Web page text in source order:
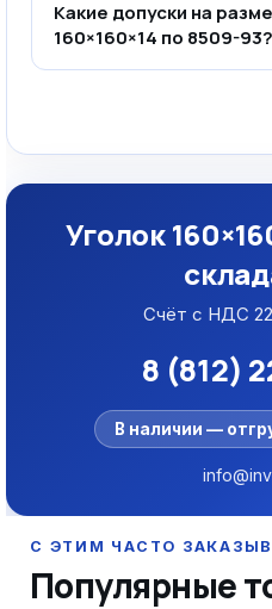
Какие допуски на
160×160×14 по 8509-93?
Уголок
Счёт с НДС
8 (812)
В наличии —
Популярные